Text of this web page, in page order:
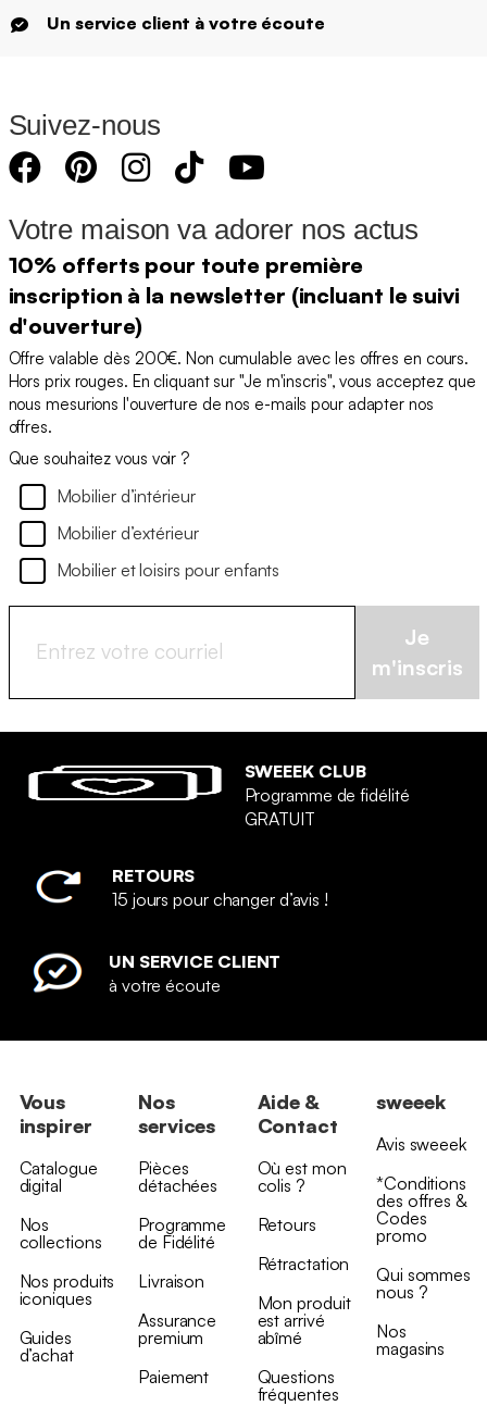
Un service client à votre écoute
Suivez-nous
Votre maison va adorer nos actus
10% offerts pour toute première
inscription à la newsletter (incluant le suivi
d'ouverture)
Offre valable dès 200€. Non cumulable avec les offres en cours.
Hors prix rouges. En cliquant sur "Je m'inscris", vous acceptez que
nous mesurions l'ouverture de nos e-mails pour adapter nos
offres.
Que souhaitez vous voir ?
Mobilier d’intérieur
Mobilier d’extérieur
Mobilier et loisirs pour enfants
Je
m'inscris
SWEEEK CLUB
Programme de fidélité
GRATUIT
RETOURS
15 jours pour changer d’avis !
UN SERVICE CLIENT
à votre écoute
Vous
inspirer
Catalogue
digital
Nos
collections
Nos produits
iconiques
Guides
d’achat
Nos
services
Pièces
détachées
Programme
de Fidélité
Livraison
Assurance
premium
Paiement
Aide &
Contact
Où est mon
colis ?
Retours
Rétractation
Mon produit
est arrivé
abîmé
Questions
fréquentes
sweeek
Avis sweeek
*Conditions
des offres &
Codes
promo
Qui sommes
nous ?
Nos
magasins